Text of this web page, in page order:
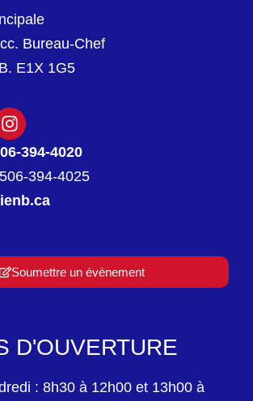
Bureau-Chef
E1X 1G5
394-4020
394-4025
Soumettre un évènement
D'OUVERTURE
: 8h30 à 12h00 et 13h00 à